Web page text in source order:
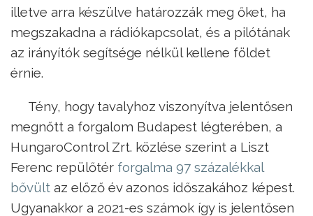
illetve arra készülve határozzák meg őket, ha
megszakadna a rádiókapcsolat, és a pilótának
az irányítók segítsége nélkül kellene földet
érnie.
Tény, hogy tavalyhoz viszonyítva jelentősen
megnőtt a forgalom Budapest légterében, a
HungaroControl Zrt. közlése szerint a Liszt
Ferenc repülőtér forgalma 97 százalékkal
bővült az előző év azonos időszakához képest.
Ugyanakkor a 2021-es számok így is jelentősen